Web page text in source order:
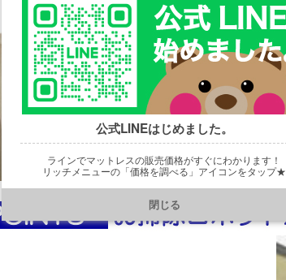
公式LINEはじめました。
ラインでマットレスの販売価格がすぐにわかります！
リッチメニューの「価格を調べる」アイコンをタップ★
https://line.me/R/ti/p/@901ptzjz
閉じる